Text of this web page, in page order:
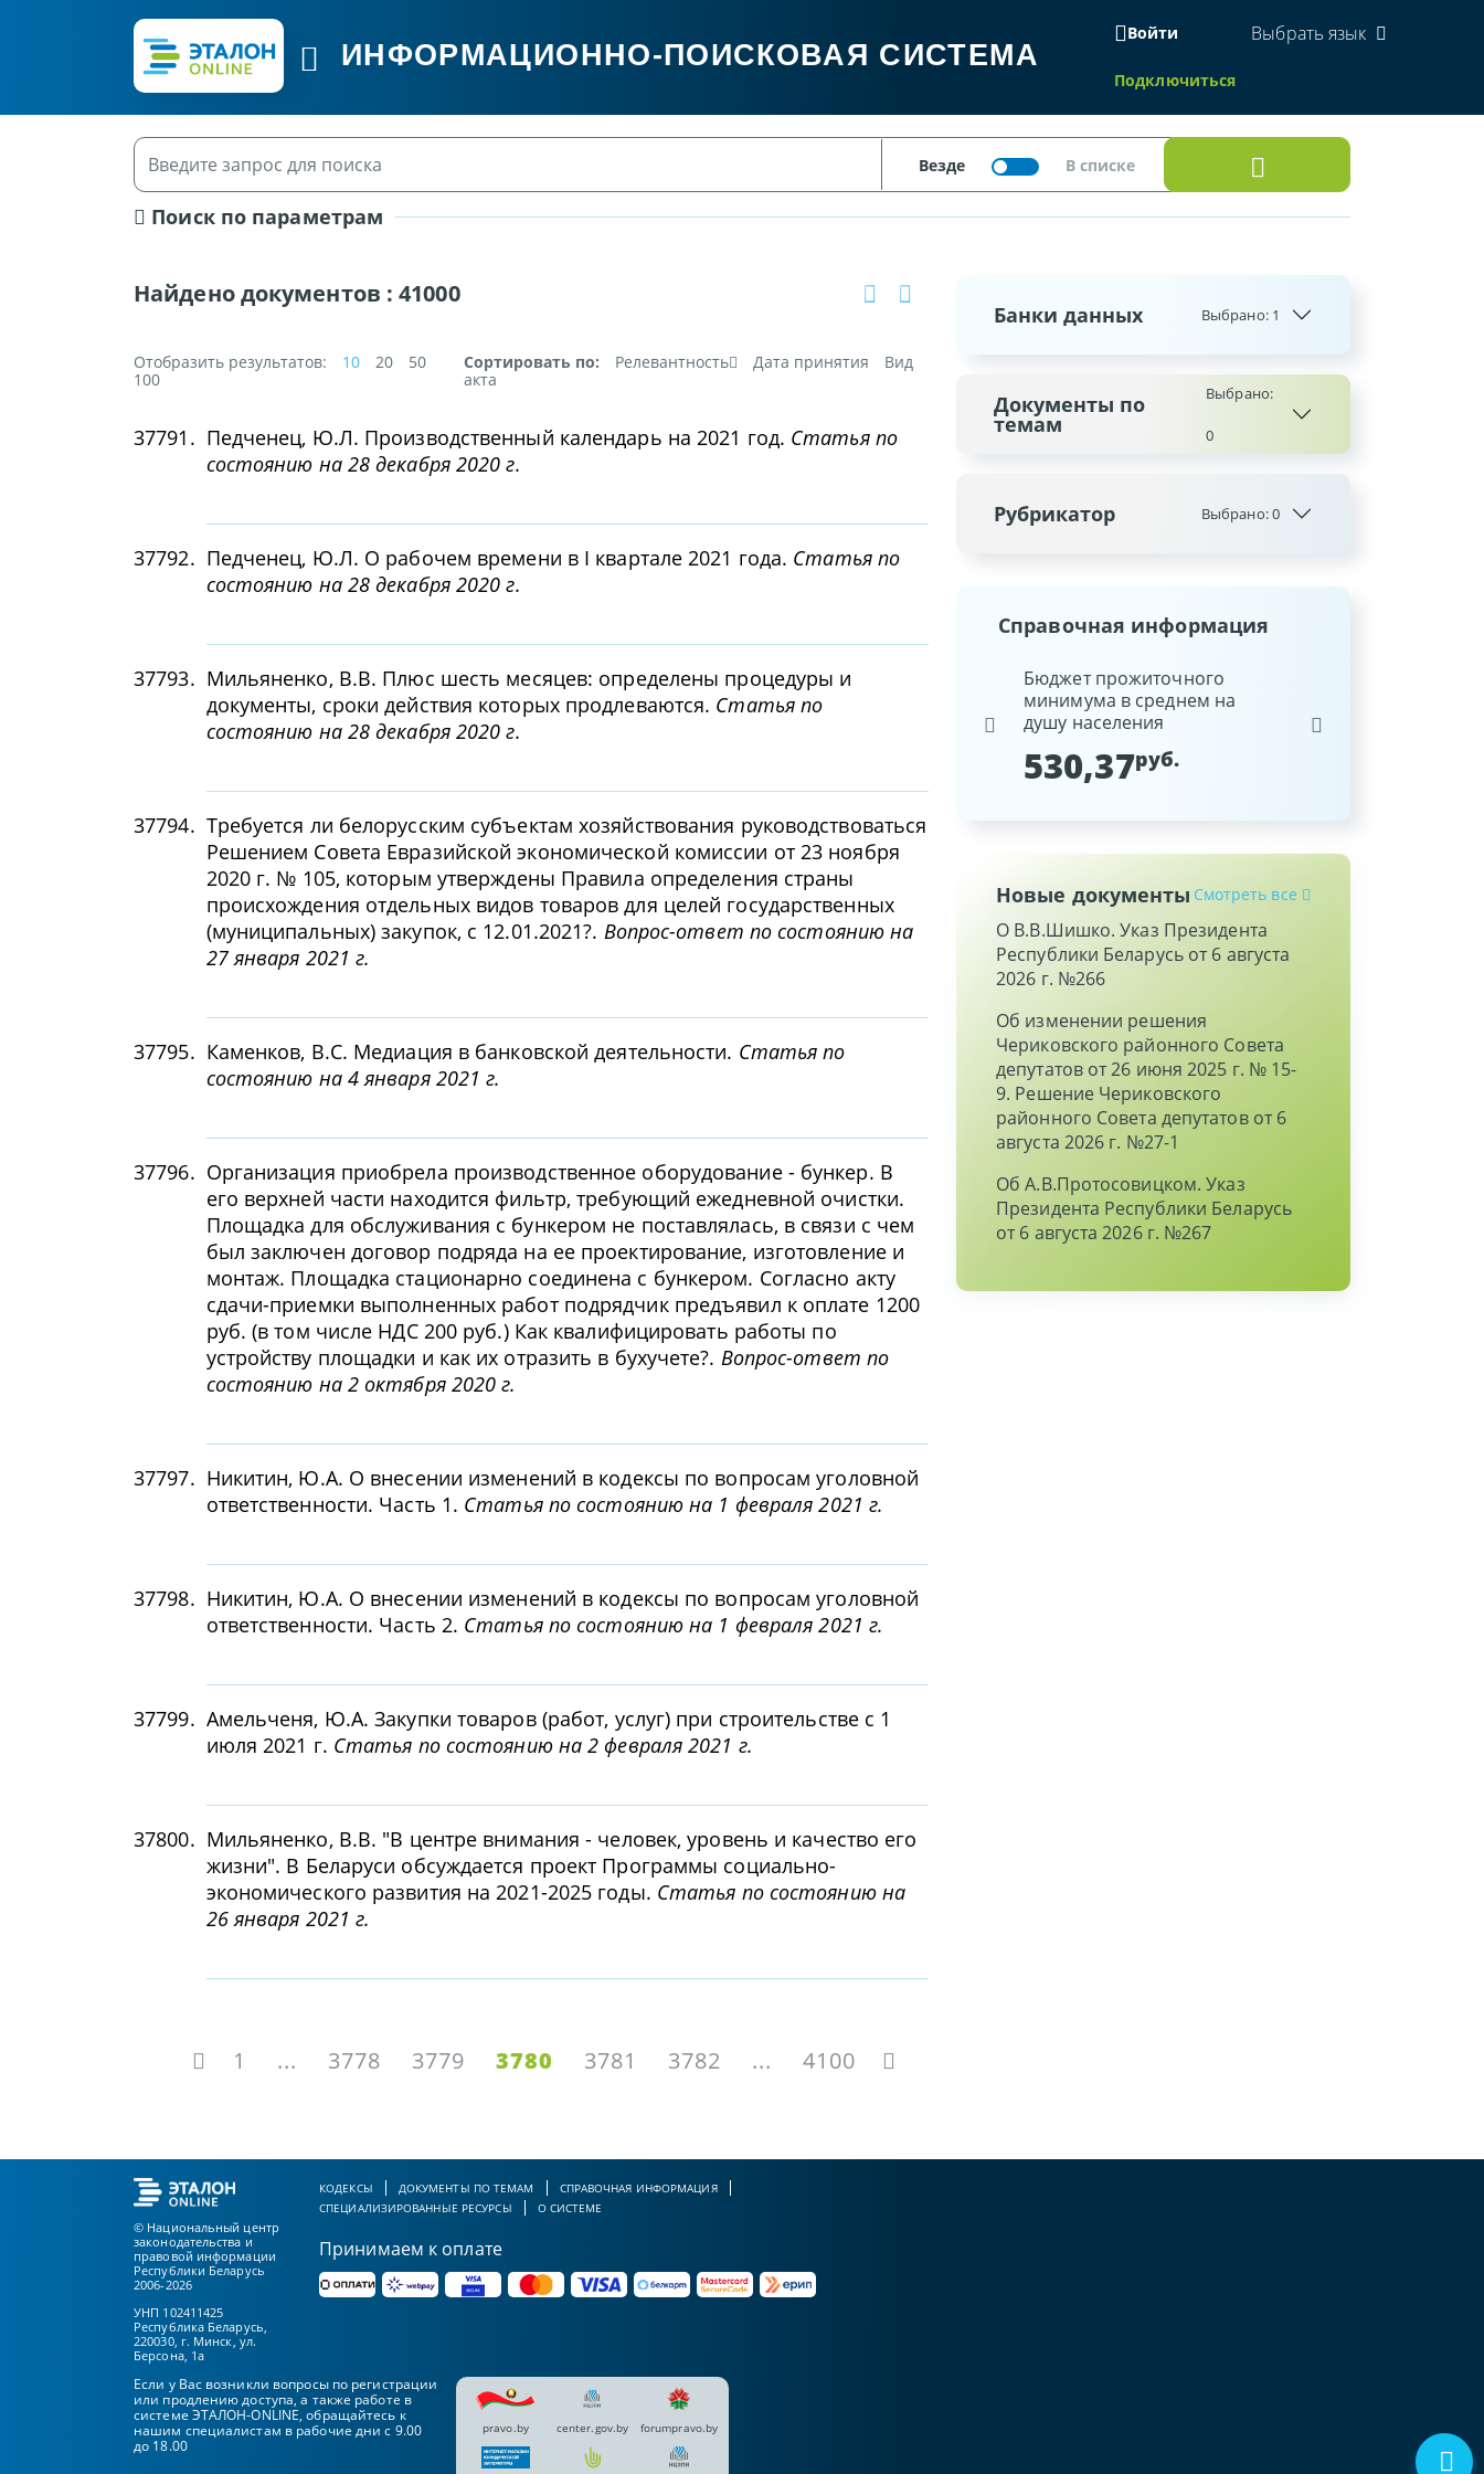
ИНФОРМАЦИОННО-ПОИСКОВАЯ СИСТЕМА
Войти
Подключиться
Выбрать язык
Поиск по параметрам
Найдено документов :41000
Отобразить результатов: 10 20
50
100
Сортировать по: Релевантность Дата принятия
Вид
акта
37791. Педченец, Ю.Л. Производственный календарь на 2021 год. Статья по
состоянию на 28 декабря 2020 г.
37792. Педченец, Ю.Л. О рабочем времени в I квартале 2021 года. Статья по
состоянию на 28 декабря 2020 г.
37793. Мильяненко, В.В. Плюс шесть месяцев: определены процедуры и
документы, сроки действия которых продлеваются. Статья по
состоянию на 28 декабря 2020 г.
37794. Требуется ли белорусским субъектам хозяйствования руководствоваться
Решением Совета Евразийской экономической комиссии от 23 ноября
2020 г. № 105, которым утверждены Правила определения страны
происхождения отдельных видов товаров для целей государственных
(муниципальных) закупок, с 12.01.2021?. Вопрос-ответ по состоянию на
27 января 2021 г.
37795. Каменков, В.С. Медиация в банковской деятельности. Статья по
состоянию на 4 января 2021 г.
37796. Организация приобрела производственное оборудование - бункер. В
его верхней части находится фильтр, требующий ежедневной очистки.
Площадка для обслуживания с бункером не поставлялась, в связи с чем
был заключен договор подряда на ее проектирование, изготовление и
монтаж. Площадка стационарно соединена с бункером. Согласно акту
сдачи-приемки выполненных работ подрядчик предъявил к оплате 1200
руб. (в том числе НДС 200 руб.) Как квалифицировать работы по
устройству площадки и как их отразить в бухучете?. Вопрос-ответ по
состоянию на 2 октября 2020 г.
37797. Никитин, Ю.А. О внесении изменений в кодексы по вопросам уголовной
ответственности. Часть 1. Статья по состоянию на 1 февраля 2021 г.
37798. Никитин, Ю.А. О внесении изменений в кодексы по вопросам уголовной
ответственности. Часть 2. Статья по состоянию на 1 февраля 2021 г.
37799. Амельченя, Ю.А. Закупки товаров (работ, услуг) при строительстве с 1
июля 2021 г. Статья по состоянию на 2 февраля 2021 г.
37800. Мильяненко, В.В. "В центре внимания - человек, уровень и качество его
жизни". В Беларуси обсуждается проект Программы социально-
экономического развития на 2021-2025 годы. Статья по состоянию на
26 января 2021 г.
1 ... 3778 3779 3780 3781 3782 ... 4100
Банки данных Выбрано: 1
Документы по
темам
Выбрано:
0
Рубрикатор Выбрано:0
Справочная информация
Базовая арендная величина
20,03
Бюджет прожиточного
минимума в среднем на
душу населения
530,37руб.
Республики Беларусь
Новые документы Смотреть все
О В.В.Шишко. Указ Президента
Республики Беларусь от 6 августа
2026 г. №266
Об изменении решения
Чериковского районного Совета
депутатов от 26 июня 2025 г. № 15-
9. Решение Чериковского
районного Совета депутатов от 6
августа 2026 г. №27-1
Об А.В.Протосовицком. Указ
Президента Республики Беларусь
от 6 августа 2026 г. №267
© Национальный центр
законодательства и
правовой информации
Республики Беларусь
2006-2026
УНП 102411425
Республика Беларусь,
220030, г. Минск, ул.
Берсона, 1а
КОДЕКСЫ ДОКУМЕНТЫ ПО ТЕМАМ
СПРАВОЧНАЯ ИНФОРМАЦИЯ
СПЕЦИАЛИЗИРОВАННЫЕ РЕСУРСЫ
О СИСТЕМЕ
Принимаем к оплате
Если у Вас возникли вопросы по регистрации
или продлению доступа, а также работе в
системе ЭТАЛОН-ONLINE, обращайтесь к
нашим специалистам в рабочие дни с 9.00
до 18.00
pravo.by center.gov.by forumpravo.by